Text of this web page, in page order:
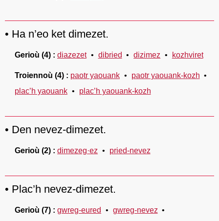
Ha n’eo ket dimezet.
Gerioù (4) diazezet dibried dizimez kozhviret
Troiennoù (4) paotr yaouank
paotr yaouank-kozh
plac’h yaouank
plac’h yaouank-kozh
Den nevez-dimezet.
Gerioù (2) dimezeg·ez pried-nevez
Plac’h nevez-dimezet.
Gerioù (7) gwreg-eured
gwreg-nevez